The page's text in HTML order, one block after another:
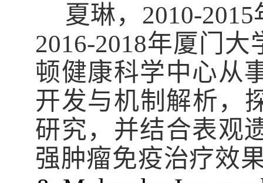
夏琳，2010-
2016-2018年厦门
顿健康科学中心从
开发与机制解析，
研究，并结合表观
强肿瘤免疫治疗效